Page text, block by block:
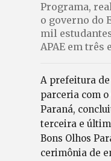
Programa,
o governo do
mil
APAE em três
A prefeitura
parceria com
Paraná,
terceira e
Bons Olhos
cerimônia de